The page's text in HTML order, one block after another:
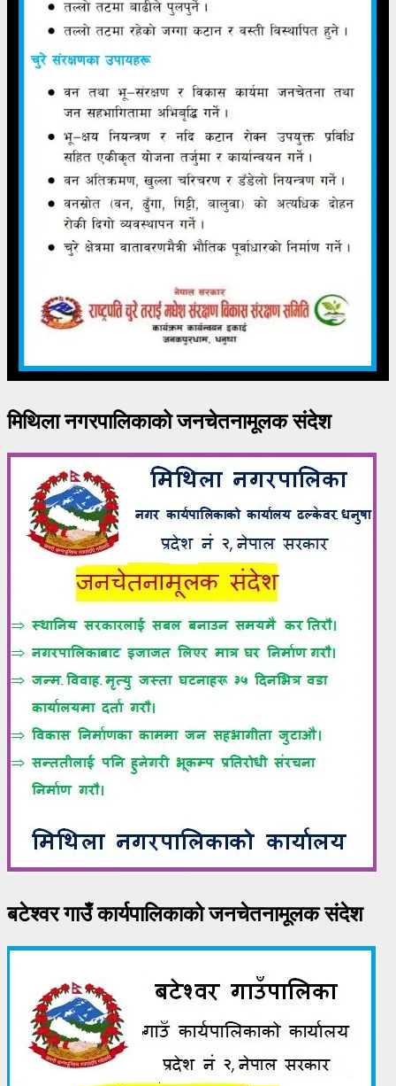
मिथिला नगरपालिकाको जनचेतनामूलक संदेश
बटेश्वर गाउँ कार्यपालिकाको जनचेतनामूलक संदेश